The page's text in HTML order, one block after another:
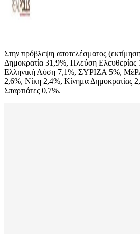
Στην πρόβλεψη αποτελέσματος
Δημοκρατία 31,9%, Πλεύση
Ελληνική Λύση 7,1%, ΣΥΡΙΖΑ 5%,
2,6%, Νίκη 2,4%, Κίνημα Δημοκρατίας
Σπαρτιάτες 0,7%.